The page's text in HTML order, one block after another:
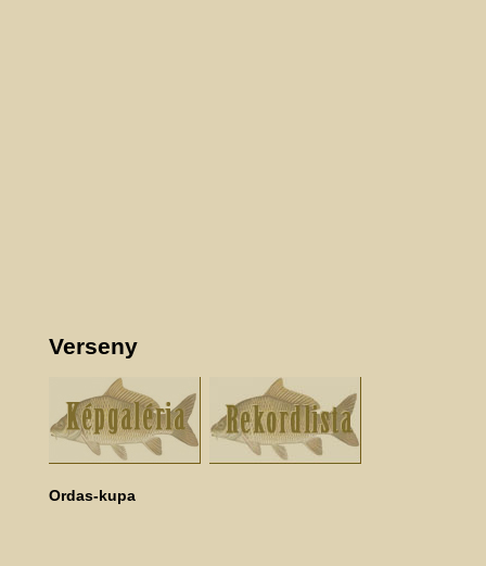
Verseny
Ordas-kupa